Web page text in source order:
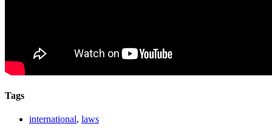
Tags
international, laws